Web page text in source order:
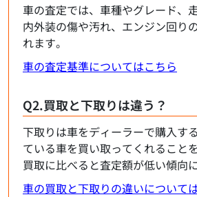
車の査定では、車種やグレード、
内外装の傷や汚れ、エンジン回り
れます。
車の査定基準についてはこちら
Q2.買取と下取りは違う？
下取りは車をディーラーで購入す
ている車を買い取ってくれること
買取に比べると査定額が低い傾向
車の買取と下取りの違いについて